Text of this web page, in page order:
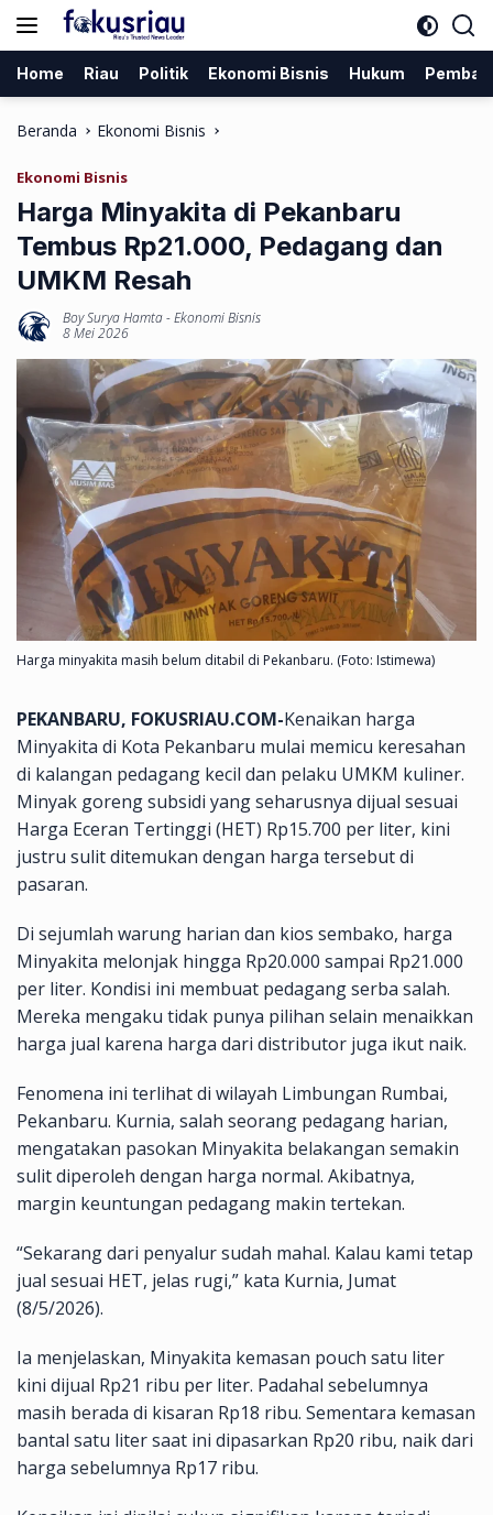
Langsung
Home Riau Politik Ekonomi Bisnis Hukum
Beranda Ekonomi Bisnis
Ekonomi Bisnis
Harga Minyakita di Pekanbaru
Tembus Rp21.000, Pedagang dan
UMKM Resah
Boy Surya Hamta-Ekonomi Bisnis
8 Mei 2026
Harga minyakita masih belum ditabil di Pekanbaru. (Foto: Istimewa)
PEKANBARU, FOKUSRIAU.COM-Kenaikan harga
Minyakita di Kota Pekanbaru mulai memicu keresahan
di kalangan pedagang kecil dan pelaku UMKM kuliner.
Minyak goreng subsidi yang seharusnya dijual sesuai
Harga Eceran Tertinggi (HET) Rp15.700 per liter, kini
justru sulit ditemukan dengan harga tersebut di
pasaran.
Di sejumlah warung harian dan kios sembako, harga
Minyakita melonjak hingga Rp20.000 sampai Rp21.000
per liter. Kondisi ini membuat pedagang serba salah.
Mereka mengaku tidak punya pilihan selain menaikkan
harga jual karena harga dari distributor juga ikut naik.
Fenomena ini terlihat di wilayah Limbungan Rumbai,
Pekanbaru. Kurnia, salah seorang pedagang harian,
mengatakan pasokan Minyakita belakangan semakin
sulit diperoleh dengan harga normal. Akibatnya,
margin keuntungan pedagang makin tertekan.
“Sekarang dari penyalur sudah mahal. Kalau kami tetap
jual sesuai HET, jelas rugi,” kata Kurnia, Jumat
(8/5/2026).
Ia menjelaskan, Minyakita kemasan pouch satu liter
kini dijual Rp21 ribu per liter. Padahal sebelumnya
masih berada di kisaran Rp18 ribu. Sementara kemasan
bantal satu liter saat ini dipasarkan Rp20 ribu, naik dari
harga sebelumnya Rp17 ribu.